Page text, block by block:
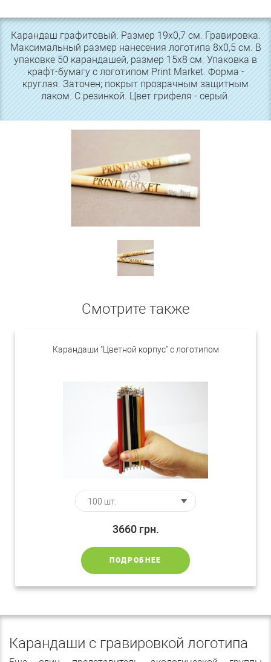
Карандаш графитовый. Размер 19х0,7 см. Гравировка.
Максимальный размер нанесения логотипа 8х0,5 см. В
упаковке 50 карандашей, размер 15х8 см. Упаковка в
крафт-бумагу с логотипом Print Market. Форма -
круглая. Заточен; покрыт прозрачным защитным
лаком. С резинкой. Цвет грифеля - серый.
Смотрите также
Карандаши "Цветной корпус" с логотипом
3660 грн.
ПОДРОБНЕЕ
Карандаши с гравировкой логотипа